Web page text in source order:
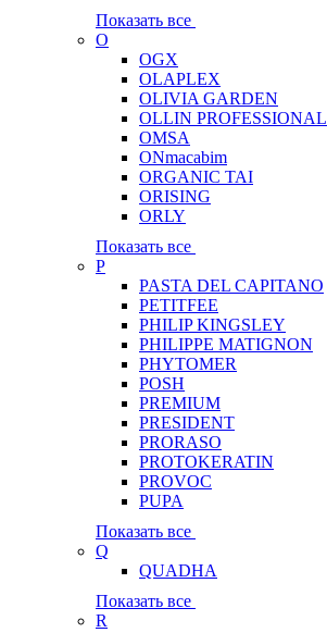
Показать все
O
OGX
OLAPLEX
OLIVIA GARDEN
OLLIN PROFESSIONAL
OMSA
ONmacabim
ORGANIC TAI
ORISING
ORLY
Показать все
P
PASTA DEL CAPITANO
PETITFEE
PHILIP KINGSLEY
PHILIPPE MATIGNON
PHYTOMER
POSH
PREMIUM
PRESIDENT
PRORASO
PROTOKERATIN
PROVOC
PUPA
Показать все
Q
QUADHA
Показать все
R